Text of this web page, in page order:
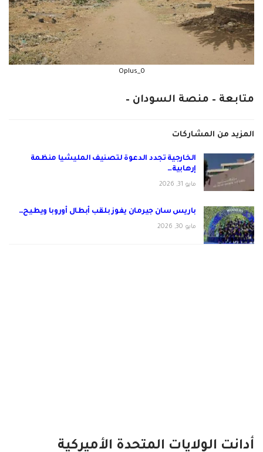
Oplus_0
متابعة – منصة السودان –
المزيد من المشاركات
الخارجية تجدد الدعوة لتصنيف المليشيا منظمة
إرهابية…
مايو 31, 2026
باريس سان جيرمان يفوز بلقب أبطال أوروبا ويطيح…
مايو 30, 2026
‏أدانت الولايات المتحدة الأميركية